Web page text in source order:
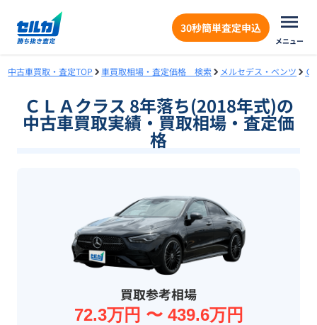
30秒簡単査定申込
メニュー
中古車買取・査定TOP 車買取相場・査定価格 検索 メルセデス・ベンツ Ｃ
ＣＬＡクラス 8年落ち(2018年式)の
中古車買取実績・買取相場・査定価
格
買取参考相場
72.3万円 〜 439.6万円